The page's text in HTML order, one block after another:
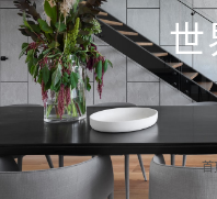
世
首